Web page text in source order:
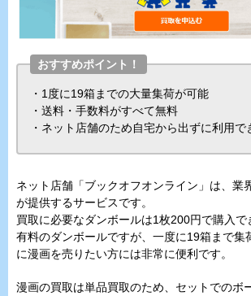
おすすめポイント！
・1度に19箱までの大量集荷が可能
・送料・手数料がすべて無料
・ネット店舗のため自宅から出ずに利用で
ネット店舗「ブックオフオンライン」は、業
が提供するサービスです。
買取に必要なダンボールは1枚200円で購入で
有料のダンボールですが、一度に19箱まで集
に漫画を売りたい方には非常に便利です。
漫画の買取は単品買取のため、セットでのボ